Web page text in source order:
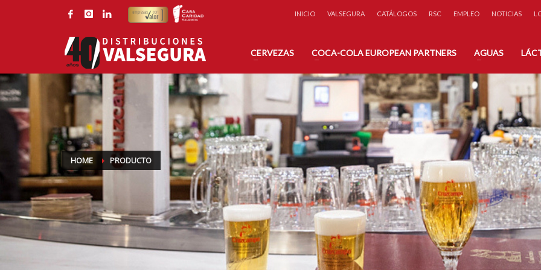
CONTACTE CON DISTRIBUCIONES VALSEGURA
valsegura@valsegura.com
INICIO VALSEGURA CATÁLOGOS RSC EMPLEO NOTICIAS
CERVEZAS COCA-COLA EUROPEAN PARTNERS AGUAS
HOME PRODUCTO